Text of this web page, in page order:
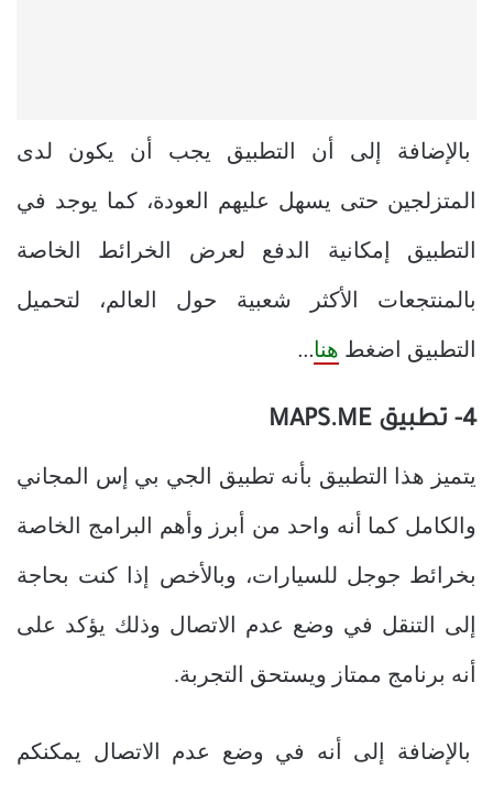
بالإضافة إلى أن التطبيق يجب أن يكون لدى
المتزلجين حتى يسهل عليهم العودة، كما يوجد في
التطبيق إمكانية الدفع لعرض الخرائط الخاصة
بالمنتجعات الأكثر شعبية حول العالم، لتحميل
التطبيق اضغط هنا…
4- تطبيق MAPS.ME
يتميز هذا التطبيق بأنه تطبيق الجي بي إس المجاني
والكامل كما أنه واحد من أبرز وأهم البرامج الخاصة
بخرائط جوجل للسيارات، وبالأخص إذا كنت بحاجة
إلى التنقل في وضع عدم الاتصال وذلك يؤكد على
أنه برنامج ممتاز ويستحق التجربة.
بالإضافة إلى أنه في وضع عدم الاتصال يمكنكم